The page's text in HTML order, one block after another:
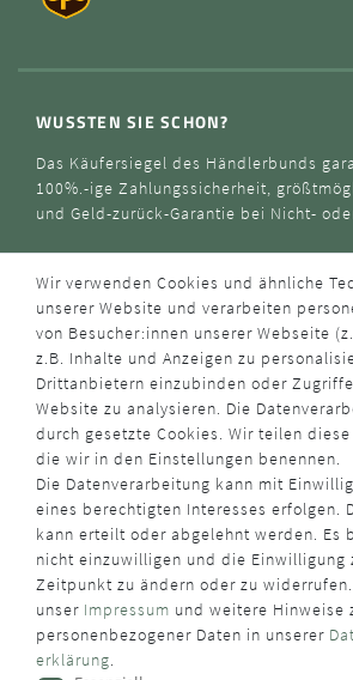
WUSSTEN SIE SCHON?
Das Käufersiegel des Händlerbunds
100%.-ige Zahlungssicherheit,
und Geld-zurück-Garantie bei Nicht-
Wir verwenden Cookies und ähnliche
unserer Website und verarbeiten
von Besucher:innen unserer Webseite
z.B. Inhalte und Anzeigen zu
Drittanbietern einzubinden oder
Website zu analysieren. Die
durch gesetzte Cookies. Wir teilen
die wir in den Einstellungen benennen.
Die Datenverarbeitung kann mit
eines berechtigten Interesses erfolgen.
kann erteilt oder abgelehnt werden. Es
nicht einzuwilligen und die Einwilligung
Zeitpunkt zu ändern oder zu
unser Impressum und weitere Hinweise
personenbezogener Daten in unserer
erklärung.